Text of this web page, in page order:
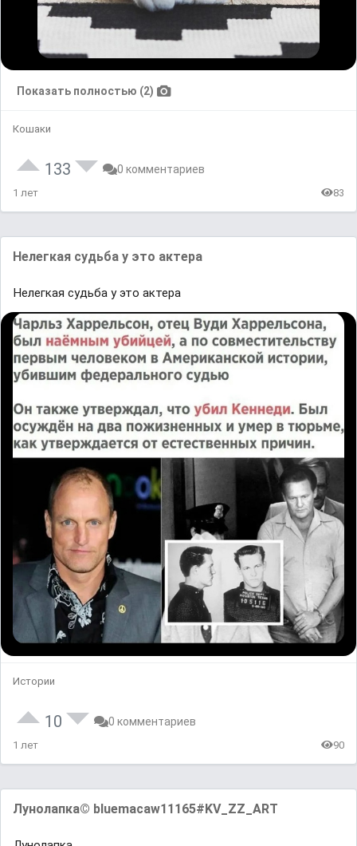
Показать полностью (2)
Кошаки
133 0 комментариев
1 лет 83
Нелегкая судьба у это актера
Нелегкая судьба у это актера
Истории
10 0 комментариев
1 лет 90
Лунолапка© bluemacaw11165#KV_ZZ_ART